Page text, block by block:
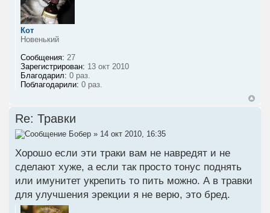
Кот
Новенький
Сообщения: 27
Зарегистрирован: 13 окт 2010
Благодарил: 0 раз.
Поблагодарили: 0 раз.
Re: Травки
Бобер » 14 окт 2010, 16:35
Хорошо если эти траки вам не навредят и не
сделают хуже, а если так просто тонус поднять
или имунитет укрепить то пить можно. А в травки
для улучшения эрекции я не верю, это бред.